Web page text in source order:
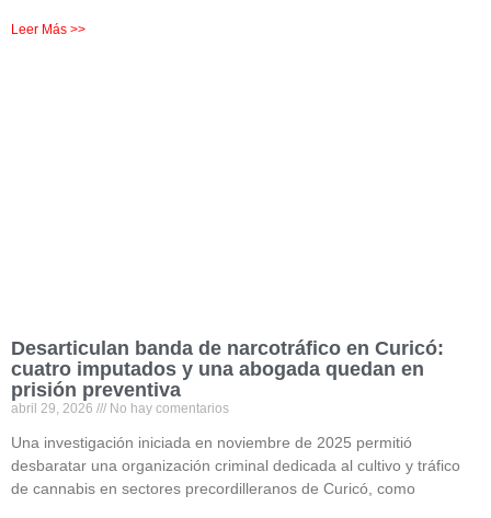
Leer Más >>
Desarticulan banda de narcotráfico en Curicó:
cuatro imputados y una abogada quedan en
prisión preventiva
abril 29, 2026 No hay comentarios
Una investigación iniciada en noviembre de 2025 permitió
desbaratar una organización criminal dedicada al cultivo y tráfico
de cannabis en sectores precordilleranos de Curicó, como